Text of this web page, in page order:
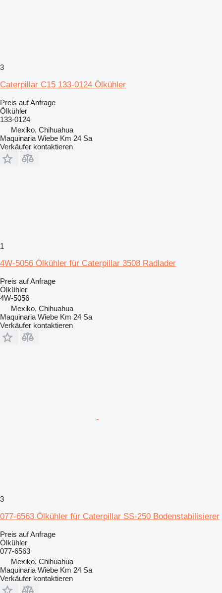
3
Caterpillar C15 133-0124 Ölkühler
Preis auf Anfrage
Ölkühler
133-0124
Mexiko, Chihuahua
Maquinaria Wiebe Km 24 Sa
Verkäufer kontaktieren
1
4W-5056 Ölkühler für Caterpillar 3508 Radlader
Preis auf Anfrage
Ölkühler
4W-5056
Mexiko, Chihuahua
Maquinaria Wiebe Km 24 Sa
Verkäufer kontaktieren
3
077-6563 Ölkühler für Caterpillar SS-250 Bodenstabilisierer
Preis auf Anfrage
Ölkühler
077-6563
Mexiko, Chihuahua
Maquinaria Wiebe Km 24 Sa
Verkäufer kontaktieren